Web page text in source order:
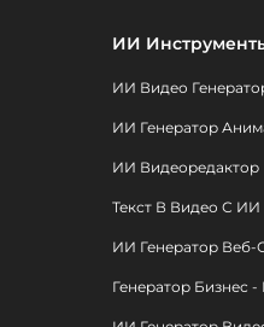
ИИ
ИИ Видео
ИИ Генератор
ИИ Видеоредактор
Текст В Видео С ИИ
ИИ Генератор Веб-
Генератор Бизнес